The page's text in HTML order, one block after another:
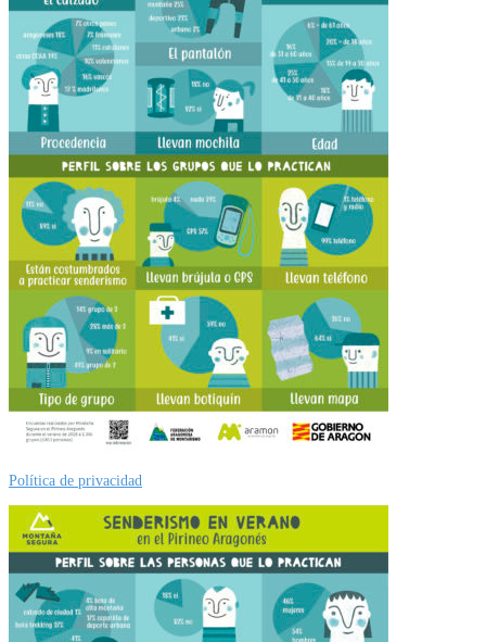
Política de privacidad